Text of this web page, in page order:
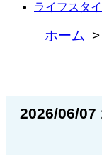
ライフスタ
ホーム
2026/06/07